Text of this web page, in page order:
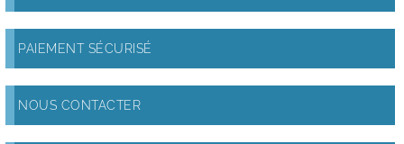
PAIEMENT SÉCURISÉ
NOUS CONTACTER